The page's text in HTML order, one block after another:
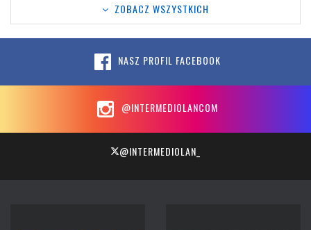
ZOBACZ WSZYSTKICH
NASZ PROFIL FACEBOOK
@INTERMEDIOLANCOM
@INTERMEDIOLAN_